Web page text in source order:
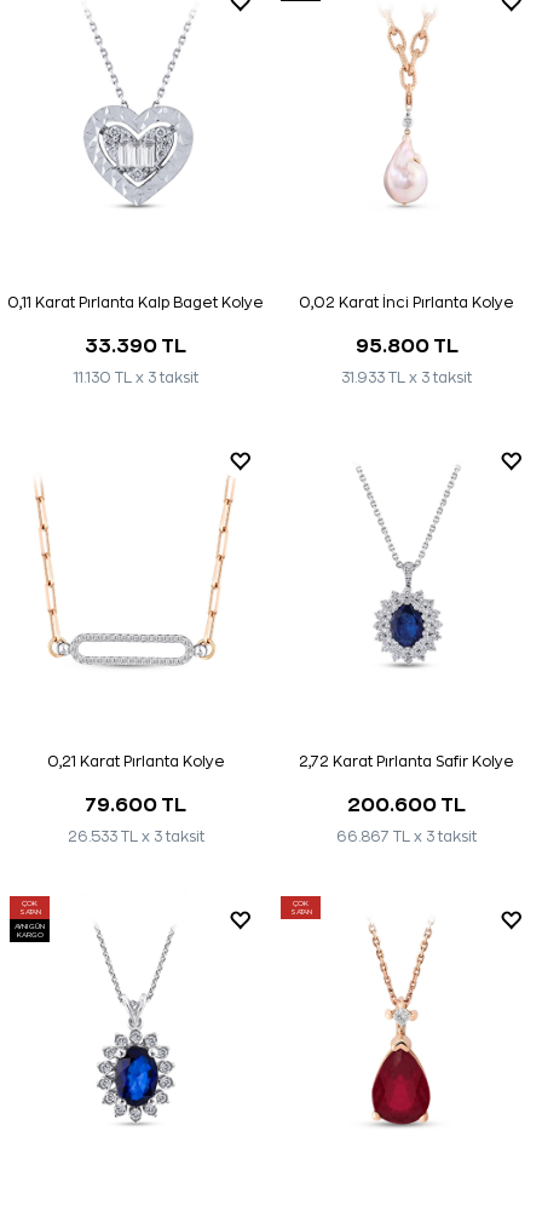
0,11 Karat Pırlanta Kalp Baget Kolye
33.390 TL
11.130 TL x 3 taksit
0,02 Karat İnci Pırlanta Kolye
95.800 TL
31.933 TL x 3 taksit
0,21 Karat Pırlanta Kolye
79.600 TL
26.533 TL x 3 taksit
2,72 Karat Pırlanta Safir Kolye
200.600 TL
66.867 TL x 3 taksit
ÇOK
SATAN
AYNI GÜN
KARGO
ÇOK
SATAN